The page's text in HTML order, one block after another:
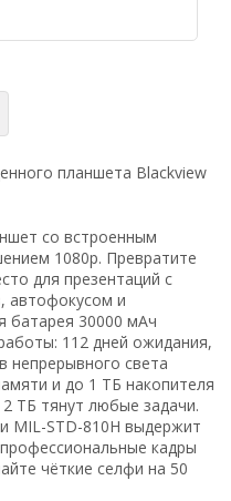
планшета Blackview
со встроенным
1080p. Превратите
для презентаций с
автофокусом и
батарея 30000 мАч
112 дней ожидания,
непрерывного света
и до 1 ТБ накопителя
ТБ тянут любые задачи.
MIL-STD-810H выдержит
кадры
чёткие селфи на 50